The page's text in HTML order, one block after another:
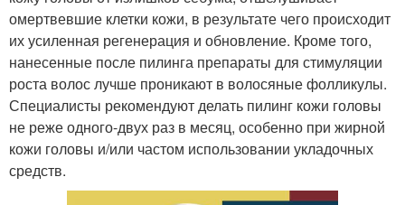
омертвевшие клетки кожи, в результате чего происходит
их усиленная регенерация и обновление. Кроме того,
нанесенные после пилинга препараты для стимуляции
роста волос лучше проникают в волосяные фолликулы.
Специалисты рекомендуют делать пилинг кожи головы
не реже одного-двух раз в месяц, особенно при жирной
кожи головы и/или частом использовании укладочных
средств.